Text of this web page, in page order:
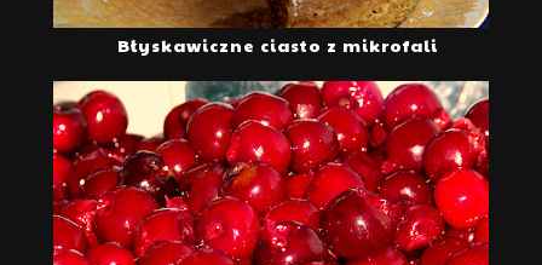
Błyskawiczne ciasto z mikrofali